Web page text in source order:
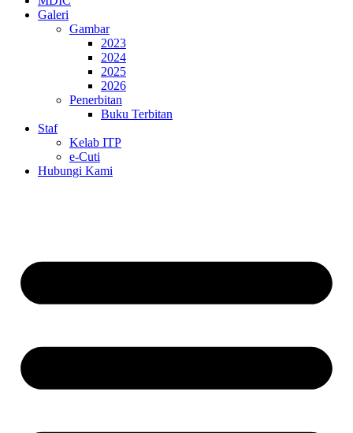
Galeri
Gambar
2023
2024
2025
2026
Penerbitan
Buku Terbitan
Staf
Kelab ITP
e-Cuti
Hubungi Kami